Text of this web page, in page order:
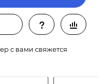
с вами свяжется